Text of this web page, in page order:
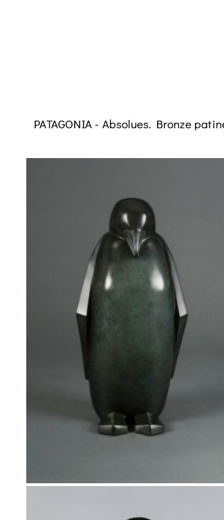
PATAGONIA - Absolues. Bronze